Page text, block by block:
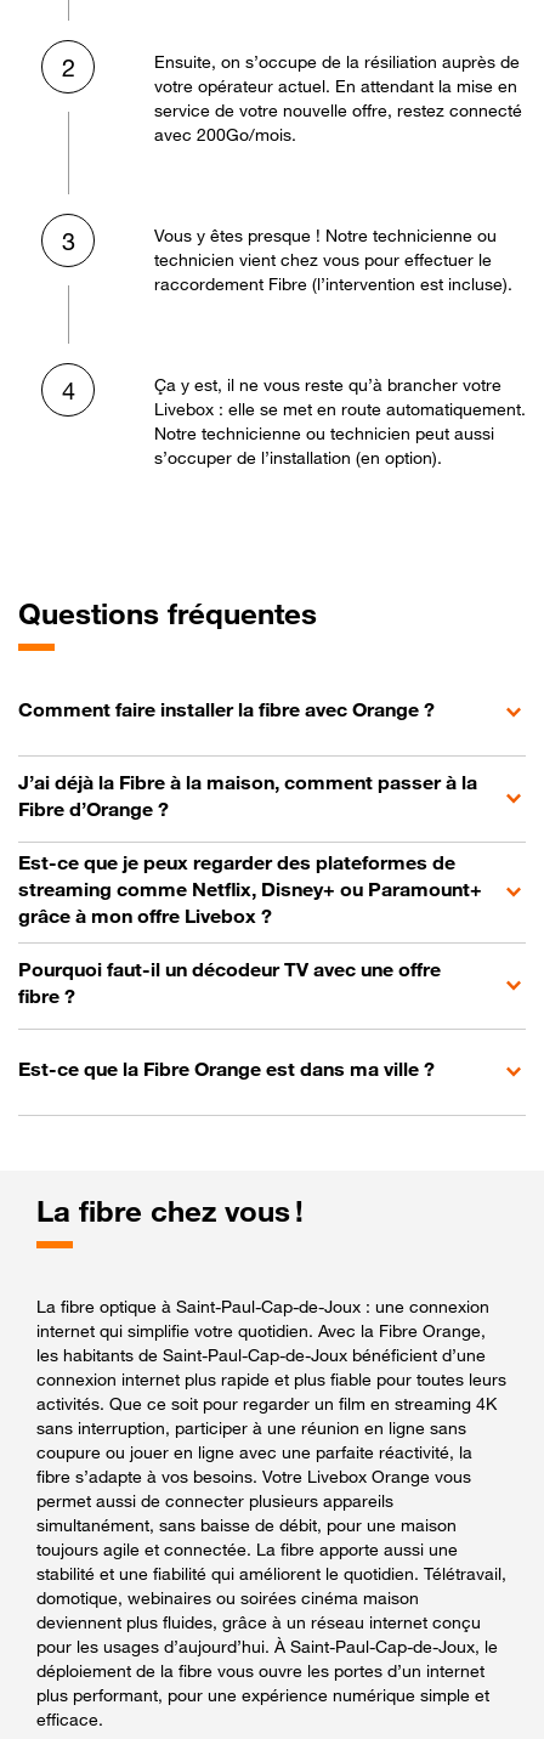
2
Ensuite, on s’occupe de la résiliation auprès de
votre opérateur actuel. En attendant la mise en
service de votre nouvelle offre, restez connecté
avec 200Go/mois.
3
Vous y êtes presque ! Notre technicienne ou
technicien vient chez vous pour effectuer le
raccordement Fibre (l’intervention est incluse).
4
Ça y est, il ne vous reste qu’à brancher votre
Livebox : elle se met en route automatiquement.
Notre technicienne ou technicien peut aussi
s’occuper de l’installation (en option).
Questions fréquentes
Comment faire installer la fibre avec Orange ?
J’ai déjà la Fibre à la maison, comment passer à la
Fibre d’Orange ?
Est-ce que je peux regarder des plateformes de
streaming comme Netflix, Disney+ ou Paramount+
grâce à mon offre Livebox ?
Pourquoi faut-il un décodeur TV avec une offre
fibre ?
Est-ce que la Fibre Orange est dans ma ville ?
La fibre chez vous !
La fibre optique à Saint-Paul-Cap-de-Joux : une connexion
internet qui simplifie votre quotidien. Avec la Fibre Orange,
les habitants de Saint-Paul-Cap-de-Joux bénéficient d’une
connexion internet plus rapide et plus fiable pour toutes leurs
activités. Que ce soit pour regarder un film en streaming 4K
sans interruption, participer à une réunion en ligne sans
coupure ou jouer en ligne avec une parfaite réactivité, la
fibre s’adapte à vos besoins. Votre Livebox Orange vous
permet aussi de connecter plusieurs appareils
simultanément, sans baisse de débit, pour une maison
toujours agile et connectée. La fibre apporte aussi une
stabilité et une fiabilité qui améliorent le quotidien. Télétravail,
domotique, webinaires ou soirées cinéma maison
deviennent plus fluides, grâce à un réseau internet conçu
pour les usages d’aujourd’hui. À Saint-Paul-Cap-de-Joux, le
déploiement de la fibre vous ouvre les portes d’un internet
plus performant, pour une expérience numérique simple et
efficace.